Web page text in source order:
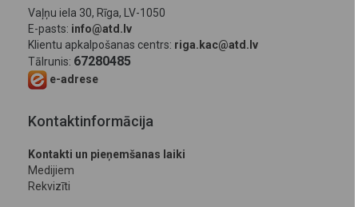
Vaļņu iela 30, Rīga, LV-1050
E-pasts: info@atd.lv
Klientu apkalpošanas centrs: riga.kac@atd.lv
Tālrunis: 67280485
e-adrese
Kontaktinformācija
Kontakti un pieņemšanas laiki
Medijiem
Rekvizīti